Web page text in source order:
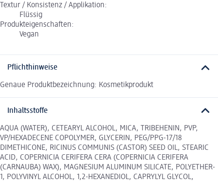
Textur / Konsistenz / Applikation:
Flüssig
Produkteigenschaften:
Vegan
Pflichthinweise
Genaue Produktbezeichnung: Kosmetikprodukt
Inhaltsstoffe
AQUA (WATER), CETEARYL ALCOHOL, MICA, TRIBEHENIN, PVP,
VP/HEXADECENE COPOLYMER, GLYCERIN, PEG/PPG-17/18
DIMETHICONE, RICINUS COMMUNIS (CASTOR) SEED OIL, STEARIC
ACID, COPERNICIA CERIFERA CERA (COPERNICIA CERIFERA
(CARNAUBA) WAX), MAGNESIUM ALUMINUM SILICATE, POLYETHER-
1, POLYVINYL ALCOHOL, 1,2-HEXANEDIOL, CAPRYLYL GLYCOL,